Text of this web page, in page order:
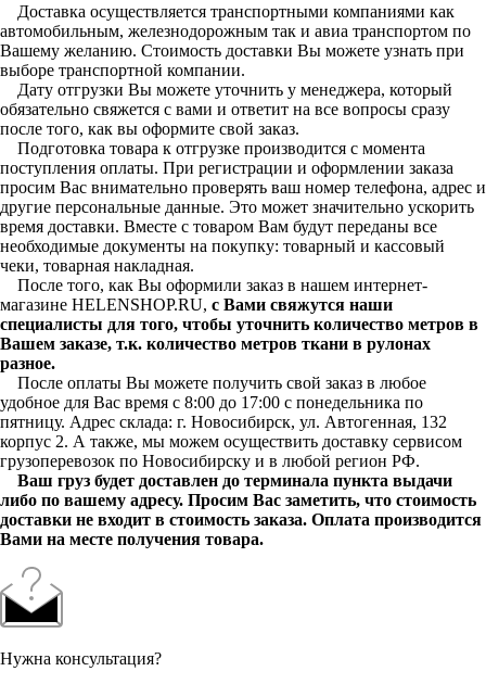
Доставка осуществляется транспортными компаниями как
автомобильным, железнодорожным так и авиа транспортом по
Вашему желанию. Стоимость доставки Вы можете узнать при
выборе транспортной компании.
Дату отгрузки Вы можете уточнить у менеджера, который
обязательно свяжется с вами и ответит на все вопросы сразу
после того, как вы оформите свой заказ.
Подготовка товара к отгрузке производится с момента
поступления оплаты. При регистрации и оформлении заказа
просим Вас внимательно проверять ваш номер телефона, адрес и
другие персональные данные. Это может значительно ускорить
время доставки. Вместе с товаром Вам будут переданы все
необходимые документы на покупку: товарный и кассовый
чеки, товарная накладная.
После того, как Вы оформили заказ в нашем интернет-
магазине HELENSHOP.RU, с Вами свяжутся наши
специалисты для того, чтобы уточнить количество метров в
Вашем заказе, т.к. количество метров ткани в рулонах
разное.
После оплаты Вы можете получить свой заказ в любое
удобное для Вас время с 8:00 до 17:00 с понедельника по
пятницу. Адрес склада: г. Новосибирск, ул. Автогенная, 132
корпус 2. А также, мы можем осуществить доставку сервисом
грузоперевозок по Новосибирску и в любой регион РФ.
Ваш груз будет доставлен до терминала пункта выдачи
либо по вашему адресу. Просим Вас заметить, что стоимость
доставки не входит в стоимость заказа. Оплата производится
Вами на месте получения товара.
Нужна консультация?